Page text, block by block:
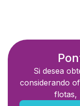
Si desea
considerando
flotas,